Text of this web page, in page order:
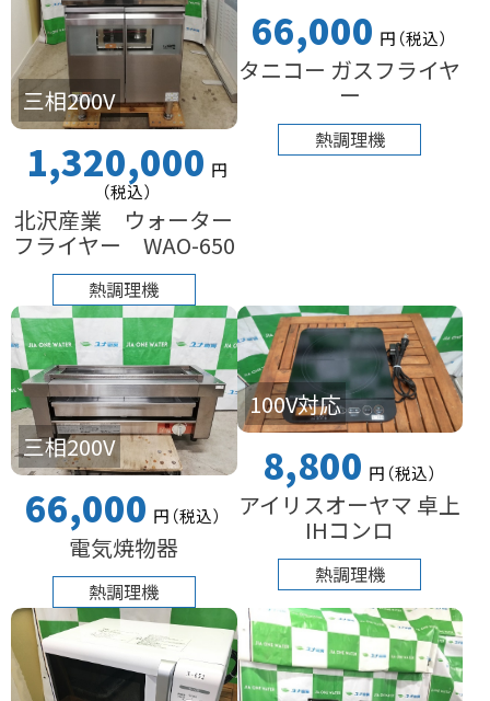
三相200V
1,320,000 円
（税込）
北沢産業 ウォーター
フライヤー WAO-650
熱調理機
66,000 円（税込）
タニコー ガスフライヤ
ー
熱調理機
三相200V
66,000 円（税込）
電気焼物器
熱調理機
100V対応
8,800 円（税込）
アイリスオーヤマ 卓上
IHコンロ
熱調理機